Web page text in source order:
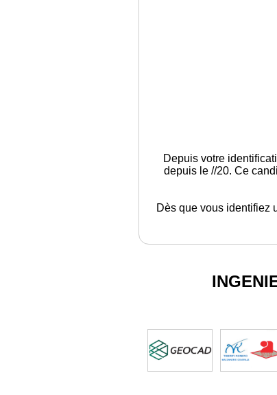
Depuis votre
depuis le //20. Ce
Dès que vous identifiez